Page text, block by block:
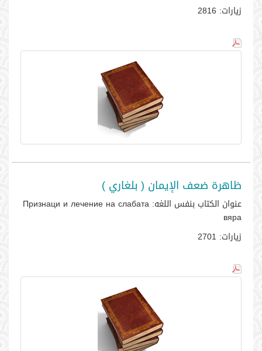
زيارات:
ظاهرة ضعف الإيمان ( بلغاري )
عنوان الكتاب بنفس اللغه: Признаци и лечение на слабата
вяра
زيارات: